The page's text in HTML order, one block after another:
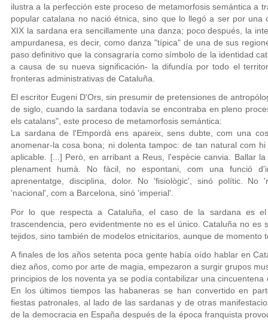
ilustra a la perfección este proceso de metamorfosis semántica a
popular catalana no nació étnica, sino que lo llegó a ser por una
XIX la sardana era sencillamente una danza; poco después, la
ampurdanesa, es decir, como danza "típica" de una de sus
paso definitivo que la consagraría como símbolo de la identidad
a causa de su nueva significación- la difundía por todo el
fronteras administrativas de Cataluña.
El escritor Eugeni D'Ors, sin presumir de pretensiones de
de siglo, cuando la sardana todavía se encontraba en pleno
els catalans", este proceso de metamorfosis semántica:
La sardana de l'Empordà ens apareix, sens dubte, com una
anomenar-la cosa bona; ni dolenta tampoc: de tan natural com
aplicable. [...] Però, en arribant a Reus, l'espècie canvia. Ballar
plenament humà. No fàcil, no espontani, com una funció
aprenentatge, disciplina, dolor. No 'fisiològic', sinó polític. No
'nacional', com a Barcelona, sinó 'imperial'.
Por lo que respecta a Cataluña, el caso de la sardana es
trascendencia, pero evidentmente no es el único. Cataluña no es
tejidos, sino también de modelos etnicitarios, aunque de momento
A finales de los años setenta poca gente había oído hablar en
diez años, como por arte de magia, empezaron a surgir grupos
principios de los noventa ya se podía contabilizar una
En los últimos tiempos las habaneras se han convertido en
fiestas patronales, al lado de las sardanas y de otras
de la democracia en España después de la época franquista